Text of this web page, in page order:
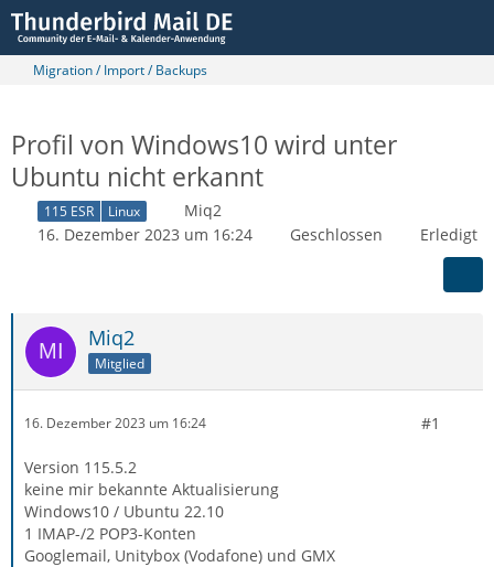
Migration / Import / Backups
Profil von Windows10 wird unter
Ubuntu nicht erkannt
115 ESR Linux
Miq2
16. Dezember 2023 um 16:24
Geschlossen Erledigt
Miq2
Mitglied
16. Dezember 2023 um 16:24 #1
Version 115.5.2
keine mir bekannte Aktualisierung
Windows10 / Ubuntu 22.10
1 IMAP-/2 POP3-Konten
Googlemail, Unitybox (Vodafone) und GMX